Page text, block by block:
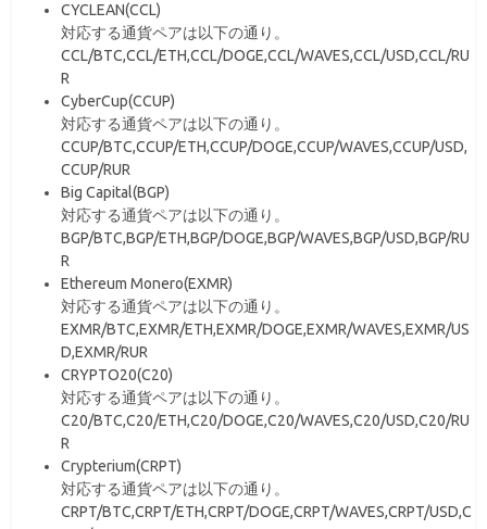
CYCLEAN(CCL)
対応する通貨ペアは以下の通り。
CCL/BTC,CCL/ETH,CCL/DOGE,CCL/WAVES,CCL/USD,CCL/RU
R
CyberCup(CCUP)
対応する通貨ペアは以下の通り。
CCUP/BTC,CCUP/ETH,CCUP/DOGE,CCUP/WAVES,CCUP/USD,
CCUP/RUR
Big Capital(BGP)
対応する通貨ペアは以下の通り。
BGP/BTC,BGP/ETH,BGP/DOGE,BGP/WAVES,BGP/USD,BGP/RU
R
Ethereum Monero(EXMR)
対応する通貨ペアは以下の通り。
EXMR/BTC,EXMR/ETH,EXMR/DOGE,EXMR/WAVES,EXMR/US
D,EXMR/RUR
CRYPTO20(C20)
対応する通貨ペアは以下の通り。
C20/BTC,C20/ETH,C20/DOGE,C20/WAVES,C20/USD,C20/RU
R
Crypterium(CRPT)
対応する通貨ペアは以下の通り。
CRPT/BTC,CRPT/ETH,CRPT/DOGE,CRPT/WAVES,CRPT/USD,C